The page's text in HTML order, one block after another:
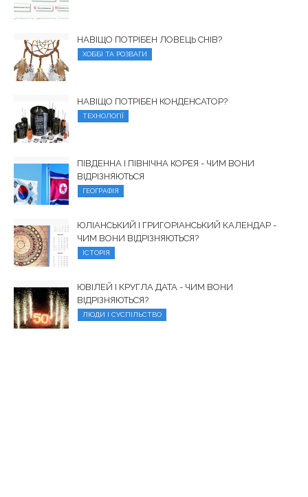
НАВІЩО ПОТРІБЕН ЛОВЕЦЬ СНІВ?
ХОББІ ТА РОЗВАГИ
НАВІЩО ПОТРІБЕН КОНДЕНСАТОР?
ТЕХНОЛОГІЇ
ПІВДЕННА І ПІВНІЧНА КОРЕЯ - ЧИМ ВОНИ
ВІДРІЗНЯЮТЬСЯ
ГЕОГРАФІЯ
ЮЛІАНСЬКИЙ І ГРИГОРІАНСЬКИЙ КАЛЕНДАР -
ЧИМ ВОНИ ВІДРІЗНЯЮТЬСЯ?
ІСТОРІЯ
ЮВІЛЕЙ І КРУГЛА ДАТА - ЧИМ ВОНИ
ВІДРІЗНЯЮТЬСЯ?
ЛЮДИ І СУСПІЛЬСТВО